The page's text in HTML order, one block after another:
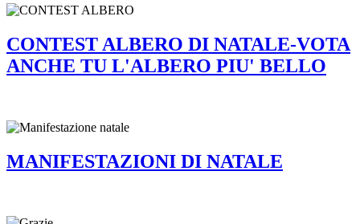
CONTEST ALBERO DI NATALE-VOTA
ANCHE TU L'ALBERO PIU' BELLO
MANIFESTAZIONI DI NATALE